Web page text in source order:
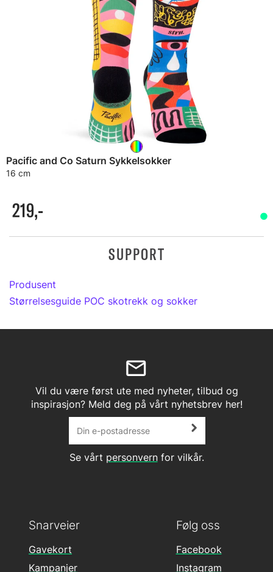
Pacific and Co Saturn Sykkelsokker
16 cm
219,-
SUPPORT
Produsent
Størrelsesguide POC skotrekk og sokker
Vil du være først ute med nyheter, tilbud og
inspirasjon? Meld deg på vårt nyhetsbrev her!
Se vårt personvernfor vilkår.
Følg oss
Facebook
Instagram
Snarveier
Gavekort
Kampanjer